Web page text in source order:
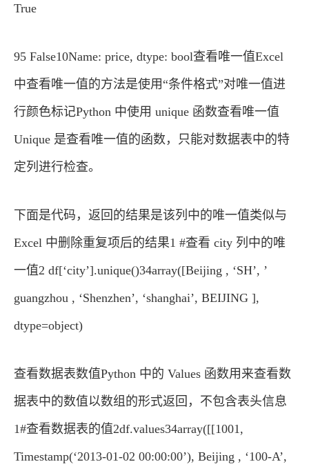
True
95 False10Name: price, dtype: bool查看唯一值Excel
中查看唯一值的方法是使用“条件格式”对唯一值进
行颜色标记Python 中使用 unique 函数查看唯一值
Unique 是查看唯一值的函数，只能对数据表中的特
定列进行检查。
下面是代码，返回的结果是该列中的唯一值类似与
Excel 中删除重复项后的结果1 #查看 city 列中的唯
一值2 df[‘city’].unique()34array([Beijing , ‘SH’, ’
guangzhou , ‘Shenzhen’, ‘shanghai’, BEIJING ],
dtype=object)
查看数据表数值Python 中的 Values 函数用来查看数
据表中的数值以数组的形式返回，不包含表头信息
1#查看数据表的值2df.values34array([[1001,
Timestamp(‘2013-01-02 00:00:00’), Beijing , ‘100-A’,